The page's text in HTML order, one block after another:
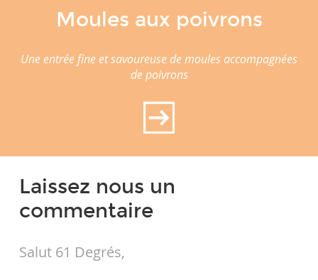
Moules aux poivrons
Une entrée fine et savoureuse de moules accompagnées
de poivrons
Laissez nous un
commentaire
Salut 61 Degrés,